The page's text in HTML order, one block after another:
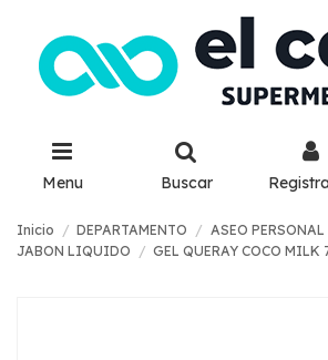
Menu Buscar
Inicio DEPARTAMENTO ASEO PERSONAL
JABON LIQUIDO
GEL QUERAY COCO MILK